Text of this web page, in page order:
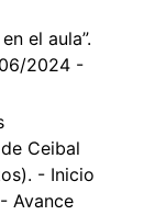
el aula”.
2024 -
Ceibal
- Inicio
Avance